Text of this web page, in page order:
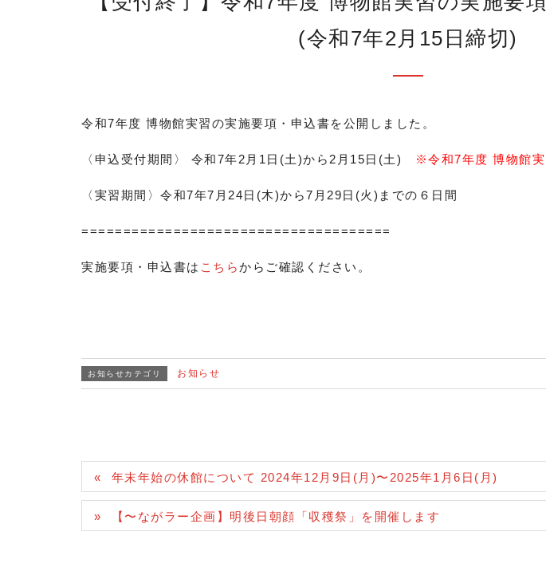
(令和7年2月15日締切)
令和7年度 博物館実習の実施要項・申込書を公開しました。
〈申込受付期間〉 令和7年2月1日(土)から2月15日(土) ※令和7年度 博物館実
〈実習期間〉令和7年7月24日(木)から7月29日(火)までの６日間
=====================================
実施要項・申込書は こちらからご確認ください。
お知らせカテゴリ お知らせ
年末年始の休館について 2024年12月9日(月)〜2025年1月6日(月)
【〜ながラー企画】明後日朝顔「収穫祭」を開催します